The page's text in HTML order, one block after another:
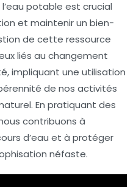
potable est crucial
et maintenir un bien-
de cette ressource
liés au changement
, impliquant une utilisation
de nos activités
En pratiquant des
contribuons à
d’eau et à protéger
néfaste.